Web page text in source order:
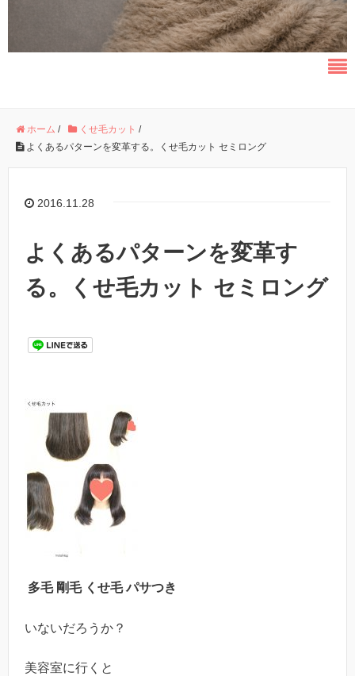
ホーム / くせ毛カット /
よくあるパターンを変革する。くせ毛カット セミロング
2016.11.28
よくあるパターンを変革す
る。くせ毛カット セミロング
多毛 剛毛 くせ毛 パサつき
いないだろうか？
美容室に行くと